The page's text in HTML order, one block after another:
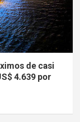
de casi
4.639 por